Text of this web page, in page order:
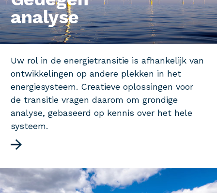
analyse
Uw rol in de energietransitie is afhankelijk van
ontwikkelingen op andere plekken in het
energiesysteem. Creatieve oplossingen voor
de transitie vragen daarom om grondige
analyse, gebaseerd op kennis over het hele
systeem.